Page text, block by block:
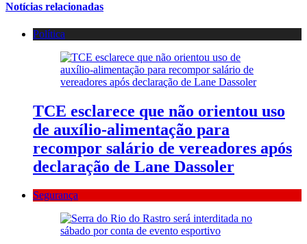
Notícias relacionadas
Política
TCE esclarece que não orientou uso
de auxílio-alimentação para
recompor salário de vereadores após
declaração de Lane Dassoler
Segurança